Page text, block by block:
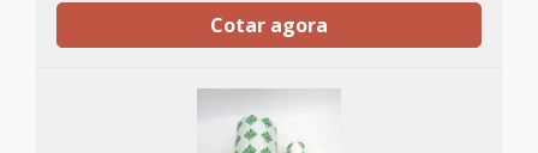
Cotar agora